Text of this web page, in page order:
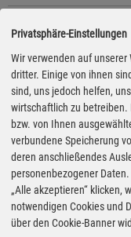
2.169€
gestern 19:10 Uhr
Urseler
2.169€
gestern 15:40 Uhr
ESSO
2.169€
gestern 15:40 Uhr
ESSO
Privatsphäre-Einstellungen
Wir verwenden auf unserer
dritter. Einige von ihnen
sind, uns jedoch helfen,
wirtschaftlich zu betreiben.
bzw. von Ihnen
verbundene Speicherung
deren anschließendes
personenbezogener
„Alle akzeptieren“ klicken,
notwendigen Cookies und
über den Cookie-Banner